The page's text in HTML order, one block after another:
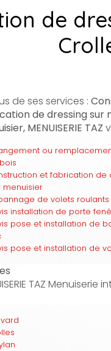
de
de ses services :
de dressing sur
MENUISERIE TAZ
ou
et fabrication de
menuisier
de volets roulants
installation de porte
pose et installation de
pose et installation de
TAZ